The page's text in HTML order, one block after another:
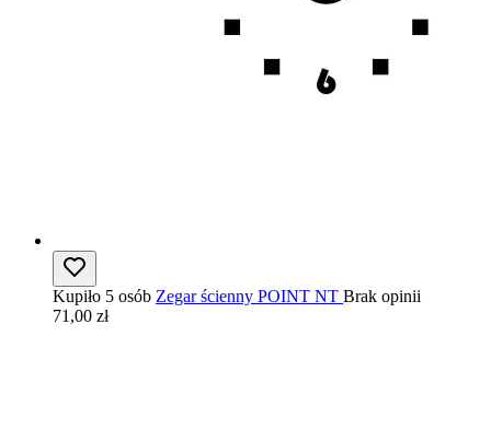
Kupiło 5 osób Zegar ścienny POINT NT Brak opinii
71,00 zł